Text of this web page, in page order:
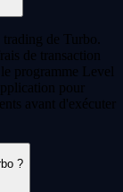
soyez déjà un
: le portefeuille
et de